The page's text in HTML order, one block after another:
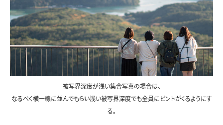
被写界深度が浅い集合写真の場合は、
なるべく横一線に並んでもらい浅い被写界深度でも全員にピントがくるようにす
る。